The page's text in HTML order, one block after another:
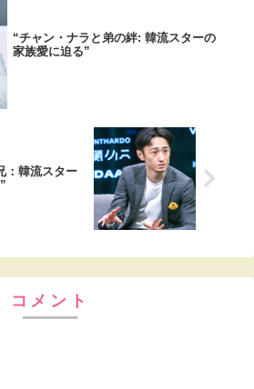
“チャン・ナラと弟の絆: 韓流スターの
家族愛に迫る”
：韓流スター
コメント